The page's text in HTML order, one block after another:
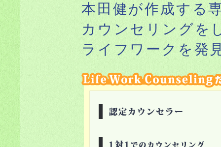
本田健が作成する
カウンセリングを
ライフワークを発